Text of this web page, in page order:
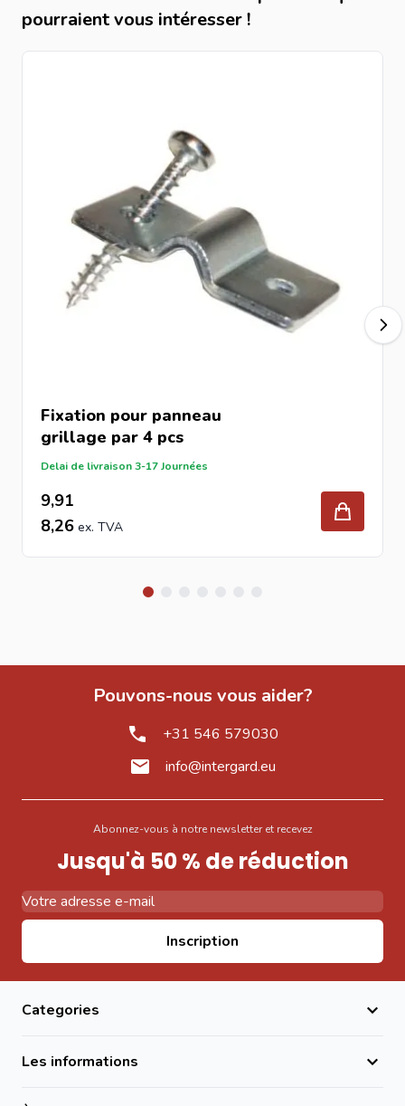
pourraient vous intéresser !
Fixation pour panneau
grillage par 4 pcs
Delai de livraison 3-17 Journées
9,91
8,26
Pouvons-nous vous aider?
+31 546 579030
info@intergard.eu
Abonnez-vous à notre newsletter et recevez
Jusqu'à 50 % de réduction
Inscription
Categories
Les informations